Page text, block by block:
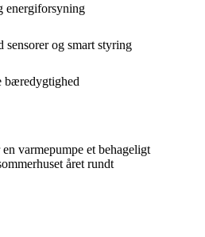
energiforsyning
sensorer og smart styring
bæredygtighed
en varmepumpe et behageligt
året rundt